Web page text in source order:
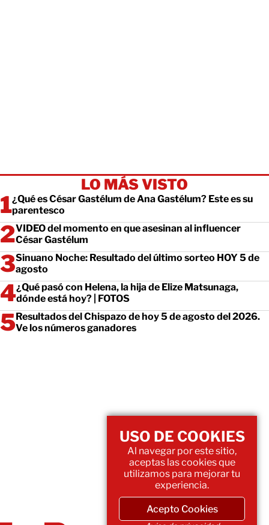
LO MÁS VISTO
¿Qué es César Gastélum de Ana Gastélum? Este es su
parentesco
VIDEO del momento en que asesinan al influencer
César Gastélum
Sinuano Noche: Resultado del último sorteo HOY 5 de
agosto
¿Qué pasó con Helena, la hija de Elize Matsunaga,
dónde está hoy? | FOTOS
Resultados del Chispazo de hoy 5 de agosto del 2026.
Ve los números ganadores
USO DE COOKIES
Al navegar por este sitio,
aceptas las cookies que
utilizamos para mejorar tu
experiencia.
Acepto Cookies